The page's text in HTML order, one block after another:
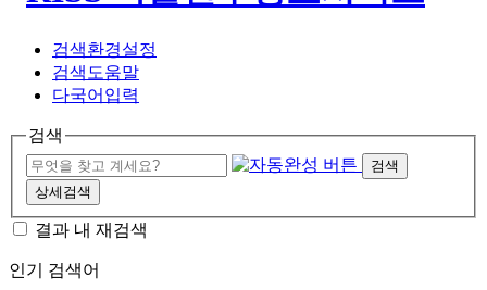
검색환경설정
검색도움말
다국어입력
검색
검색
상세검색
결과 내 재검색
인기 검색어